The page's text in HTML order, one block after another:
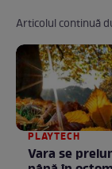
Articolul continuă
PLAYTECH
Vara se